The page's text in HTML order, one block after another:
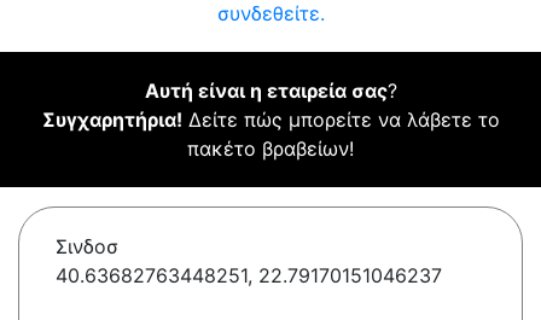
συνδεθείτε.
Αυτή είναι η εταιρεία σας?
Συγχαρητήρια! Δείτε πώς μπορείτε να λάβετε το
πακέτο βραβείων!
Σινδοσ
40.63682763448251, 22.79170151046237